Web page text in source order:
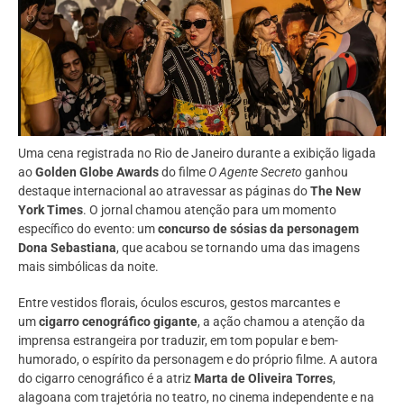
Uma cena registrada no Rio de Janeiro durante a exibição ligada
aoGolden Globe Awardsdo filme O Agente Secreto ganhou
destaque internacional ao atravessar as páginas doThe New
York Times. O jornal chamou atenção para um momento
específico do evento: umconcurso de sósias da personagem
Dona Sebastiana, que acabou se tornando uma das imagens
mais simbólicas da noite.
Entre vestidos florais, óculos escuros, gestos marcantes e
umcigarro cenográfico gigante, a ação chamou a atenção da
imprensa estrangeira por traduzir, em tom popular e bem-
humorado, o espírito da personagem e do próprio filme. A autora
do cigarro cenográfico é a atriz Marta de Oliveira Torres,
alagoana com trajetória no teatro, no cinema independente e na